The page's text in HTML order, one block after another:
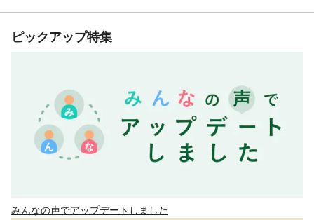
ピックアップ特集
みんなの声でアップデートしました